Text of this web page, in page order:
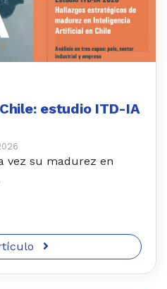
estudio ITD-IA
vez su madurez en